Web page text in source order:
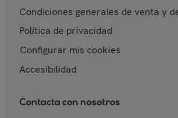
Condiciones generales de venta y
Política de privacidad
Configurar mis cookies
Accesibilidad
Contacta con nosotros